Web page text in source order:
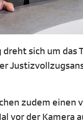
dreht sich um
zudem
vor der